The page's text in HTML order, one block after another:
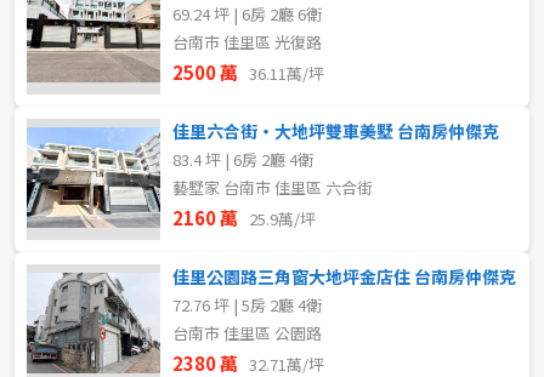
69.24 坪 | 6房 2廳 6衛
台南市 佳里區 光復路
2500 萬 36.11萬/坪
佳里六合街・大地坪雙車美墅 台南房仲傑克
83.4 坪 | 6房 2廳 4衛
藝墅家 台南市 佳里區 六合街
2160 萬 25.9萬/坪
佳里公園路三角窗大地坪金店住 台南房仲傑克
72.76 坪 | 5房 2廳 4衛
台南市 佳里區 公園路
2380 萬 32.71萬/坪